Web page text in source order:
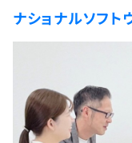
新卒エージェント
インタビュー
4択課題
リファレンス
再チャレンジ結果一覧
Tech Team Journal
note
paizaとは？
ナショナルソフト